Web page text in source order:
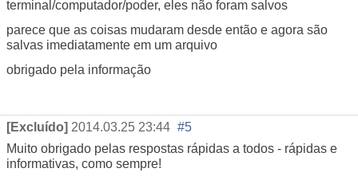
terminal/computador/poder, eles não foram salvos
parece que as coisas mudaram desde então e agora são
salvas imediatamente em um arquivo
obrigado pela informação
[Excluído] 2014.03.25 23:44 #5
Muito obrigado pelas respostas rápidas a todos - rápidas e
informativas, como sempre!